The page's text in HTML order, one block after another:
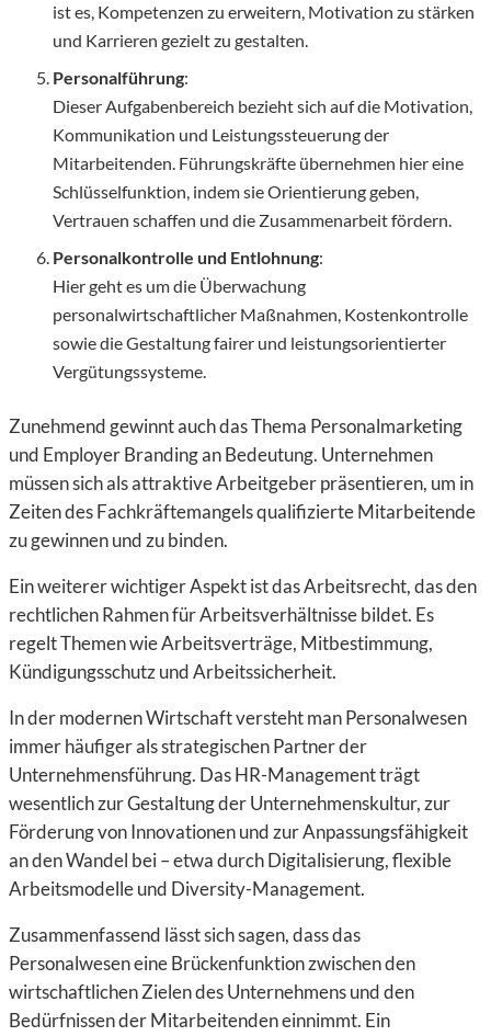
ist es, Kompetenzen zu erweitern, Motivation zu stärken
und Karrieren gezielt zu gestalten.
Personalführung:
Dieser Aufgabenbereich bezieht sich auf die Motivation,
Kommunikation und Leistungssteuerung der
Mitarbeitenden. Führungskräfte übernehmen hier eine
Schlüsselfunktion, indem sie Orientierung geben,
Vertrauen schaffen und die Zusammenarbeit fördern.
Personalkontrolle und Entlohnung:
Hier geht es um die Überwachung
personalwirtschaftlicher Maßnahmen, Kostenkontrolle
sowie die Gestaltung fairer und leistungsorientierter
Vergütungssysteme.
Zunehmend gewinnt auch das Thema Personalmarketing
und Employer Branding an Bedeutung. Unternehmen
müssen sich als attraktive Arbeitgeber präsentieren, um in
Zeiten des Fachkräftemangels qualifizierte Mitarbeitende
zu gewinnen und zu binden.
Ein weiterer wichtiger Aspekt ist das Arbeitsrecht, das den
rechtlichen Rahmen für Arbeitsverhältnisse bildet. Es
regelt Themen wie Arbeitsverträge, Mitbestimmung,
Kündigungsschutz und Arbeitssicherheit.
In der modernen Wirtschaft versteht man Personalwesen
immer häufiger als strategischen Partner der
Unternehmensführung. Das HR-Management trägt
wesentlich zur Gestaltung der Unternehmenskultur, zur
Förderung von Innovationen und zur Anpassungsfähigkeit
an den Wandel bei – etwa durch Digitalisierung, flexible
Arbeitsmodelle und Diversity-Management.
Zusammenfassend lässt sich sagen, dass das
Personalwesen eine Brückenfunktion zwischen den
wirtschaftlichen Zielen des Unternehmens und den
Bedürfnissen der Mitarbeitenden einnimmt. Ein